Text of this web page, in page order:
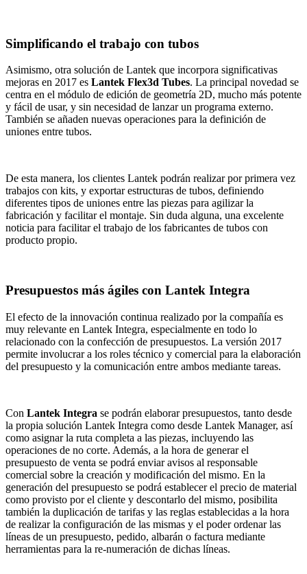
Simplificando el trabajo con tubos
Asimismo, otra solución de Lantek que incorpora significativas
mejoras en 2017 es Lantek Flex3d Tubes. La principal novedad se
centra en el módulo de edición de geometría 2D, mucho más potente
y fácil de usar, y sin necesidad de lanzar un programa externo.
También se añaden nuevas operaciones para la definición de
uniones entre tubos.
De esta manera, los clientes Lantek podrán realizar por primera vez
trabajos con kits, y exportar estructuras de tubos, definiendo
diferentes tipos de uniones entre las piezas para agilizar la
fabricación y facilitar el montaje. Sin duda alguna, una excelente
noticia para facilitar el trabajo de los fabricantes de tubos con
producto propio.
Presupuestos más ágiles con Lantek Integra
El efecto de la innovación continua realizado por la compañía es
muy relevante en Lantek Integra, especialmente en todo lo
relacionado con la confección de presupuestos. La versión 2017
permite involucrar a los roles técnico y comercial para la elaboración
del presupuesto y la comunicación entre ambos mediante tareas.
Con Lantek Integra se podrán elaborar presupuestos, tanto desde
la propia solución Lantek Integra como desde Lantek Manager, así
como asignar la ruta completa a las piezas, incluyendo las
operaciones de no corte. Además, a la hora de generar el
presupuesto de venta se podrá enviar avisos al responsable
comercial sobre la creación y modificación del mismo. En la
generación del presupuesto se podrá establecer el precio de material
como provisto por el cliente y descontarlo del mismo, posibilita
también la duplicación de tarifas y las reglas establecidas a la hora
de realizar la configuración de las mismas y el poder ordenar las
líneas de un presupuesto, pedido, albarán o factura mediante
herramientas para la re-numeración de dichas líneas.